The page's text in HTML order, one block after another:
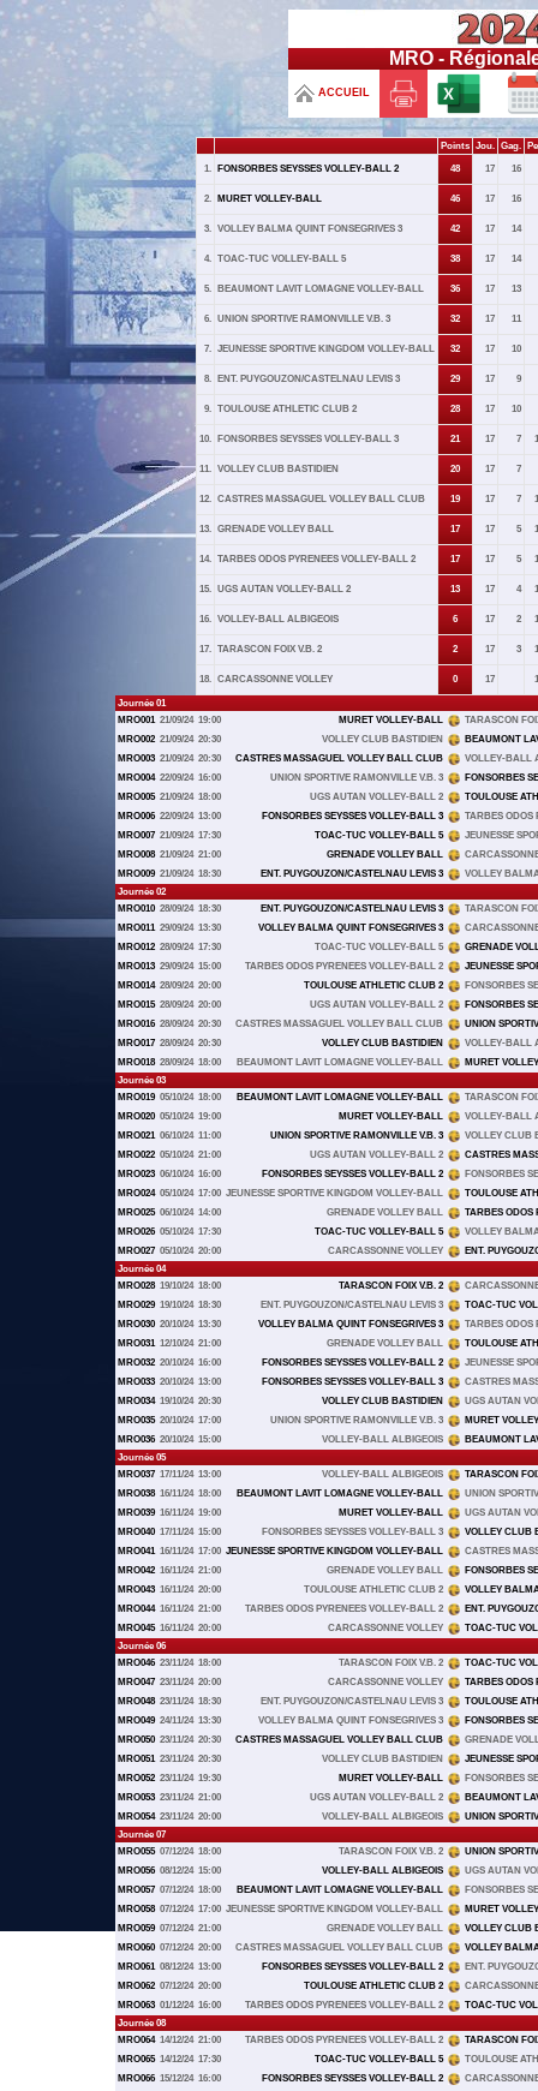
MRO -
ACCUEIL
Points Jou. Gag.
1. FONSORBES SEYSSES VOLLEY-BALL 2 48 17 16
2. MURET VOLLEY-BALL 46 17 16
3. VOLLEY BALMA QUINT FONSEGRIVES 3 42 17 14
4. TOAC-TUC VOLLEY-BALL 5 38 17 14
5. BEAUMONT LAVIT LOMAGNE VOLLEY-BALL 36 17 13
6. UNION SPORTIVE RAMONVILLE V.B. 3 32 17 11
7. JEUNESSE SPORTIVE KINGDOM VOLLEY-BALL 32 17 10
8. ENT. PUYGOUZON/CASTELNAU LEVIS 3 29 17 9
9. TOULOUSE ATHLETIC CLUB 2 28 17 10
10. FONSORBES SEYSSES VOLLEY-BALL 3 21 17 7
11. VOLLEY CLUB BASTIDIEN 20 17 7
12. CASTRES MASSAGUEL VOLLEY BALL CLUB 19 17 7
13. GRENADE VOLLEY BALL 17 17 5
14. TARBES ODOS PYRENEES VOLLEY-BALL 2 17 17 5
15. UGS AUTAN VOLLEY-BALL 2 13 17 4
16. VOLLEY-BALL ALBIGEOIS 6 17 2
17. TARASCON FOIX V.B. 2 2 17 3
18. CARCASSONNE VOLLEY 0 17
Journée 01
MRO001 21/09/24 19:00 MURET VOLLEY-BALL
TARASCON
MRO002 21/09/24 20:30 VOLLEY CLUB BASTIDIEN
BEAUMONT
MRO003 21/09/24 20:30 CASTRES MASSAGUEL VOLLEY BALL CLUB
VOLLEY-BALL
MRO004 22/09/24 16:00 UNION SPORTIVE RAMONVILLE V.B. 3
FONSORBES
MRO005 21/09/24 18:00 UGS AUTAN VOLLEY-BALL 2
TOULOUSE
MRO006 22/09/24 13:00 FONSORBES SEYSSES VOLLEY-BALL 3
TARBES ODOS
MRO007 21/09/24 17:30 TOAC-TUC VOLLEY-BALL 5
JEUNESSE
MRO008 21/09/24 21:00 GRENADE VOLLEY BALL
MRO009 21/09/24 18:30 ENT. PUYGOUZON/CASTELNAU LEVIS 3
VOLLEY
Journée 02
MRO010 28/09/24 18:30 ENT. PUYGOUZON/CASTELNAU LEVIS 3
TARASCON
MRO011 29/09/24 13:30 VOLLEY BALMA QUINT FONSEGRIVES 3
MRO012 28/09/24 17:30 TOAC-TUC VOLLEY-BALL 5
GRENADE
MRO013 29/09/24 15:00 TARBES ODOS PYRENEES VOLLEY-BALL 2
JEUNESSE
MRO014 28/09/24 20:00 TOULOUSE ATHLETIC CLUB 2
FONSORBES
MRO015 28/09/24 20:00 UGS AUTAN VOLLEY-BALL 2
FONSORBES
MRO016 28/09/24 20:30 CASTRES MASSAGUEL VOLLEY BALL CLUB
UNION
MRO017 28/09/24 20:30 VOLLEY CLUB BASTIDIEN
VOLLEY-BALL
MRO018 28/09/24 18:00 BEAUMONT LAVIT LOMAGNE VOLLEY-BALL
MURET
Journée 03
MRO019 05/10/24 18:00 BEAUMONT LAVIT LOMAGNE VOLLEY-BALL
TARASCON
MRO020 05/10/24 19:00 MURET VOLLEY-BALL
VOLLEY-BALL
MRO021 06/10/24 11:00 UNION SPORTIVE RAMONVILLE V.B. 3
VOLLEY CLUB
MRO022 05/10/24 21:00 UGS AUTAN VOLLEY-BALL 2
CASTRES
MRO023 06/10/24 16:00 FONSORBES SEYSSES VOLLEY-BALL 2
FONSORBES
MRO024 05/10/24 17:00 JEUNESSE SPORTIVE KINGDOM VOLLEY-BALL
TOULOUSE
MRO025 06/10/24 14:00 GRENADE VOLLEY BALL
TARBES ODOS
MRO026 05/10/24 17:30 TOAC-TUC VOLLEY-BALL 5
VOLLEY
MRO027 05/10/24 20:00 CARCASSONNE VOLLEY
ENT.
Journée 04
MRO028 19/10/24 18:00 TARASCON FOIX V.B. 2
MRO029 19/10/24 18:30 ENT. PUYGOUZON/CASTELNAU LEVIS 3
TOAC-TUC
MRO030 20/10/24 13:30 VOLLEY BALMA QUINT FONSEGRIVES 3
TARBES ODOS
MRO031 12/10/24 21:00 GRENADE VOLLEY BALL
TOULOUSE
MRO032 20/10/24 16:00 FONSORBES SEYSSES VOLLEY-BALL 2
JEUNESSE
MRO033 20/10/24 13:00 FONSORBES SEYSSES VOLLEY-BALL 3
CASTRES
MRO034 19/10/24 20:30 VOLLEY CLUB BASTIDIEN
UGS AUTAN
MRO035 20/10/24 17:00 UNION SPORTIVE RAMONVILLE V.B. 3
MURET
MRO036 20/10/24 15:00 VOLLEY-BALL ALBIGEOIS
BEAUMONT
Journée 05
MRO037 17/11/24 13:00 VOLLEY-BALL ALBIGEOIS
TARASCON
MRO038 16/11/24 18:00 BEAUMONT LAVIT LOMAGNE VOLLEY-BALL
UNION
MRO039 16/11/24 19:00 MURET VOLLEY-BALL
UGS AUTAN
MRO040 17/11/24 15:00 FONSORBES SEYSSES VOLLEY-BALL 3
VOLLEY CLUB
MRO041 16/11/24 17:00 JEUNESSE SPORTIVE KINGDOM VOLLEY-BALL
CASTRES
MRO042 16/11/24 21:00 GRENADE VOLLEY BALL
FONSORBES
MRO043 16/11/24 20:00 TOULOUSE ATHLETIC CLUB 2
VOLLEY
MRO044 16/11/24 21:00 TARBES ODOS PYRENEES VOLLEY-BALL 2
ENT.
MRO045 16/11/24 20:00 CARCASSONNE VOLLEY
TOAC-TUC
Journée 06
MRO046 23/11/24 18:00 TARASCON FOIX V.B. 2
TOAC-TUC
MRO047 23/11/24 20:00 CARCASSONNE VOLLEY
TARBES ODOS
MRO048 23/11/24 18:30 ENT. PUYGOUZON/CASTELNAU LEVIS 3
TOULOUSE
MRO049 24/11/24 13:30 VOLLEY BALMA QUINT FONSEGRIVES 3
FONSORBES
MRO050 23/11/24 20:30 CASTRES MASSAGUEL VOLLEY BALL CLUB
GRENADE
MRO051 23/11/24 20:30 VOLLEY CLUB BASTIDIEN
JEUNESSE
MRO052 23/11/24 19:30 MURET VOLLEY-BALL
FONSORBES
MRO053 23/11/24 21:00 UGS AUTAN VOLLEY-BALL 2
BEAUMONT
MRO054 23/11/24 20:00 VOLLEY-BALL ALBIGEOIS
UNION
Journée 07
MRO055 07/12/24 18:00 TARASCON FOIX V.B. 2
UNION
MRO056 08/12/24 15:00 VOLLEY-BALL ALBIGEOIS
UGS AUTAN
MRO057 07/12/24 18:00 BEAUMONT LAVIT LOMAGNE VOLLEY-BALL
FONSORBES
MRO058 07/12/24 17:00 JEUNESSE SPORTIVE KINGDOM VOLLEY-BALL
MURET
MRO059 07/12/24 21:00 GRENADE VOLLEY BALL
VOLLEY CLUB
MRO060 07/12/24 20:00 CASTRES MASSAGUEL VOLLEY BALL CLUB
VOLLEY
MRO061 08/12/24 13:00 FONSORBES SEYSSES VOLLEY-BALL 2
ENT.
MRO062 07/12/24 20:00 TOULOUSE ATHLETIC CLUB 2
MRO063 01/12/24 16:00 TARBES ODOS PYRENEES VOLLEY-BALL 2
TOAC-TUC
Journée 08
MRO064 14/12/24 21:00 TARBES ODOS PYRENEES VOLLEY-BALL 2
TARASCON
MRO065 14/12/24 17:30 TOAC-TUC VOLLEY-BALL 5
TOULOUSE
MRO066 15/12/24 16:00 FONSORBES SEYSSES VOLLEY-BALL 2